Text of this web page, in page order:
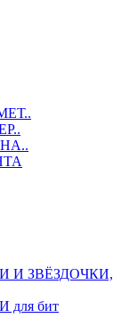
И ЗВЁЗДОЧКИ,
бит